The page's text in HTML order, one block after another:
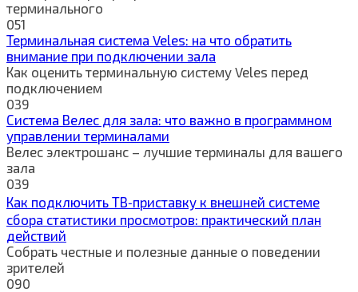
терминального
051
Терминальная система Veles: на что обратить
внимание при подключении зала
Как оценить терминальную систему Veles перед
подключением
039
Система Велес для зала: что важно в программном
управлении терминалами
Велес электрошанс – лучшие терминалы для вашего
зала
039
Как подключить ТВ‑приставку к внешней системе
сбора статистики просмотров: практический план
действий
Собрать честные и полезные данные о поведении
зрителей
090